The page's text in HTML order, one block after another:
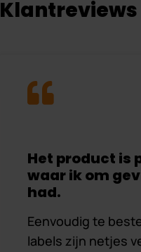
Klantreviews
Het product is
waar ik om
had.
Eenvoudig te
labels zijn netjes